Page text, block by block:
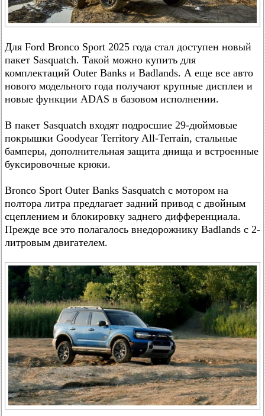
Для Ford Bronco Sport 2025 года стал доступен новый
пакет Sasquatch. Такой можно купить для
комплектаций Outer Banks и Badlands. А еще все авто
нового модельного года получают крупные дисплеи и
новые функции ADAS в базовом исполнении.
В пакет Sasquatch входят подросшие 29-дюймовые
покрышки Goodyear Territory All-Terrain, стальные
бамперы, дополнительная защита днища и встроенные
буксировочные крюки.
Bronco Sport Outer Banks Sasquatch с мотором на
полтора литра предлагает задний привод с двойным
сцеплением и блокировку заднего дифференциала.
Прежде все это полагалось внедорожнику Badlands с 2-
литровым двигателем.